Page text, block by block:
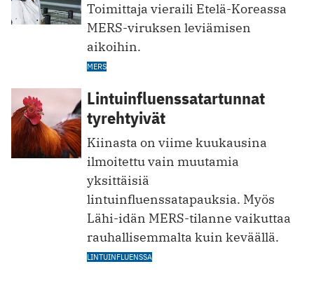
Toimittaja vieraili Etelä-Koreassa
MERS-viruksen leviämisen
aikoihin.
MERS
Lintuinfluenssatartunnat
tyrehtyivät
Kiinasta on viime kuukausina
ilmoitettu vain muutamia
yksittäisiä
lintuinfluenssatapauksia. Myös
Lähi-idän MERS-tilanne vaikuttaa
rauhallisemmalta kuin keväällä.
LINTUINFLUENSSA